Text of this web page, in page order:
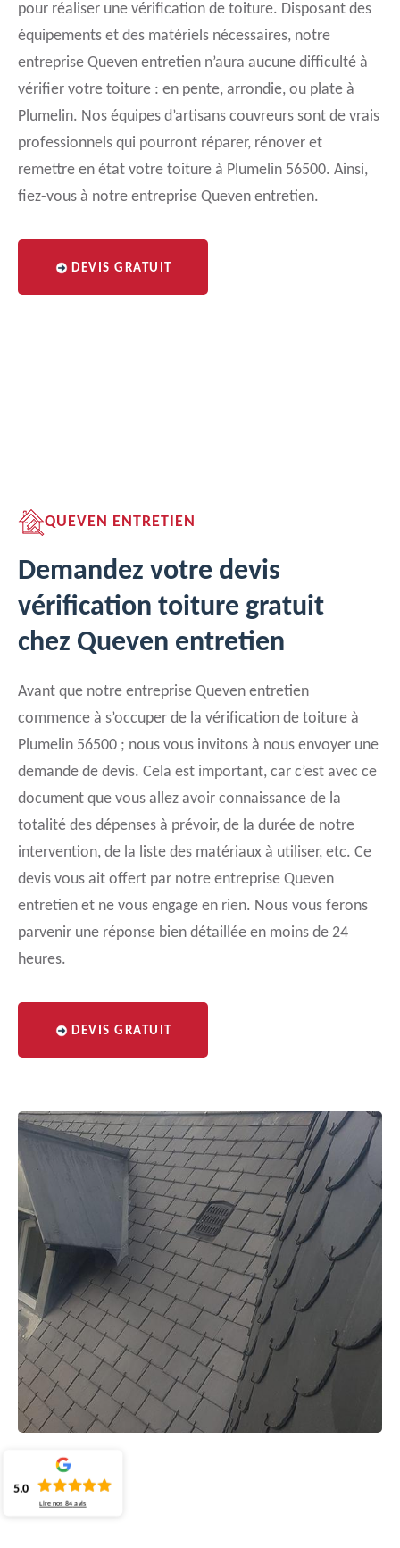
pour réaliser une vérification de toiture. Disposant des
équipements et des matériels nécessaires, notre
entreprise Queven entretien n’aura aucune difficulté à
vérifier votre toiture : en pente, arrondie, ou plate à
Plumelin. Nos équipes d’artisans couvreurs sont de vrais
professionnels qui pourront réparer, rénover et
remettre en état votre toiture à Plumelin 56500. Ainsi,
fiez-vous à notre entreprise Queven entretien.
DEVIS GRATUIT
QUEVEN ENTRETIEN
Demandez votre devis
vérification toiture gratuit
chez Queven entretien
Avant que notre entreprise Queven entretien
commence à s’occuper de la vérification de toiture à
Plumelin 56500 ; nous vous invitons à nous envoyer une
demande de devis. Cela est important, car c’est avec ce
document que vous allez avoir connaissance de la
totalité des dépenses à prévoir, de la durée de notre
intervention, de la liste des matériaux à utiliser, etc. Ce
devis vous ait offert par notre entreprise Queven
entretien et ne vous engage en rien. Nous vous ferons
parvenir une réponse bien détaillée en moins de 24
heures.
DEVIS GRATUIT
5.0
Lire nos84 avis